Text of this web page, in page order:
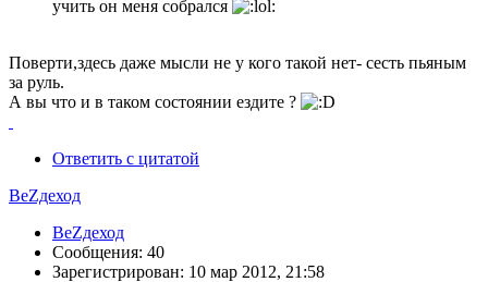
учить он меня собрался
Поверти,здесь даже мысли не у кого такой нет- сесть пьяным
за руль.
А вы что и в таком состоянии ездите ?
Ответить с цитатой
ВеZдеход
ВеZдеход
Сообщения: 40
Зарегистрирован: 10 мар 2012, 21:58